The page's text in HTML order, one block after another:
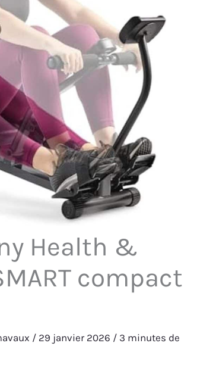
Health &
compact
/ 29 janvier 2026 / 3 minutes de